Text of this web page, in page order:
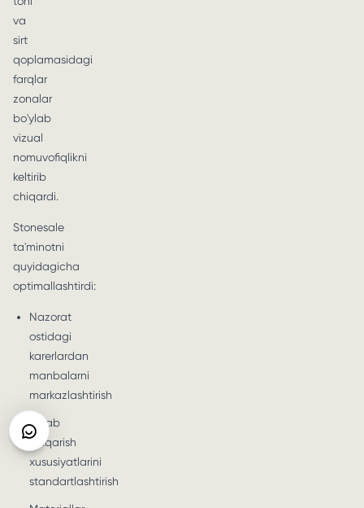
va
sirt
qoplamasidagi
farqlar
zonalar
bo'ylab
vizual
nomuvofiqlikni
keltirib
chiqardi.
Stonesale
ta'minotni
quyidagicha
optimallashtirdi:
Nazorat
ostidagi
karerlardan
manbalarni
markazlashtirish
Ishlab
chiqarish
xususiyatlarini
standartlashtirish